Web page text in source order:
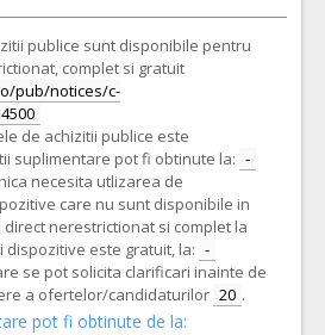
publice sunt disponibile pentru
complet si gratuit
pub/notices/c-
de achizitii publice este
suplimentare pot fi obtinute la: -
necesita utlizarea de
care nu sunt disponibile in
direct nerestrictionat si complet la
este gratuit, la: -
se pot solicita clarificari inainte de
a ofertelor/candidaturilor 20 .
pot fi obtinute de la: